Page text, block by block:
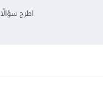
اطرح سؤالًا